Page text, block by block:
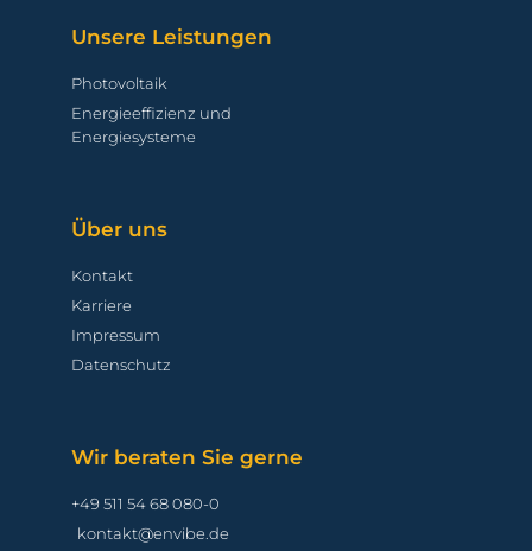
Unsere Leistungen
Photovoltaik
Energieeffizienz und
Energiesysteme
Über uns
Kontakt
Karriere
Impressum
Datenschutz
Wir beraten Sie gerne
+49 511 54 68 080-0
kontakt@envibe.de